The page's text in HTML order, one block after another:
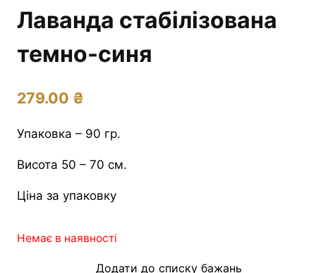
Лаванда стабілізована
темно-синя
279.00 ₴
Упаковка – 90 гр.
Висота 50 – 70 см.
Ціна за упаковку
Немає в наявності
Додати до списку бажань